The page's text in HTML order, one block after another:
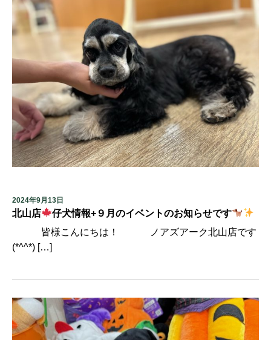
2024年9月13日
北山店
仔犬情報+９月のイベントのお知らせです
皆様こんにちは！ ノアズアーク北山店です
(*^^*) […]